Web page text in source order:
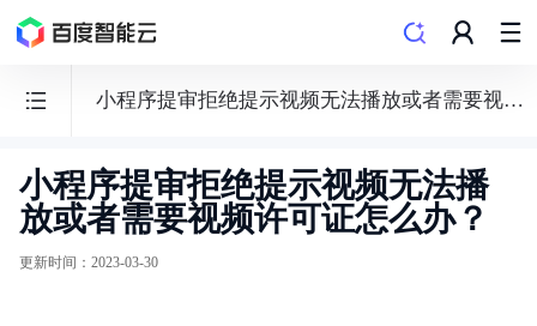
小程序提审拒绝提示视频无法播放或者需要视频许可证怎么办？
百
度
智
小程序提审拒绝提示视频无法播
放或者需要视频许可证怎么办？
更新时间 ： 2023-03-30